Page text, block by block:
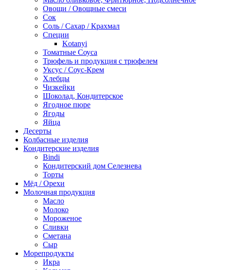
Овощи / Овощные смеси
Сок
Соль / Сахар / Крахмал
Специи
Kotanyi
Томатные Соуса
Трюфель и продукция с трюфелем
Уксус / Соус-Крем
Хлебцы
Чизкейки
Шоколад, Кондитерское
Ягодное пюре
Ягоды
Яйца
Десерты
Колбасные изделия
Кондитерские изделия
Bindi
Кондитерский дом Селезнева
Торты
Мёд / Орехи
Молочная продукция
Масло
Молоко
Мороженое
Сливки
Сметана
Сыр
Морепродукты
Икра